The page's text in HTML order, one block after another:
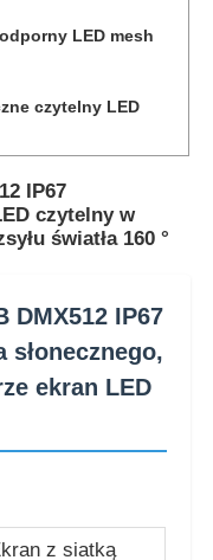
LED mesh
czytelny LED
IP67
czytelny w
światła 160 °
DMX512 IP67
słonecznego,
ekran LED
z siatką